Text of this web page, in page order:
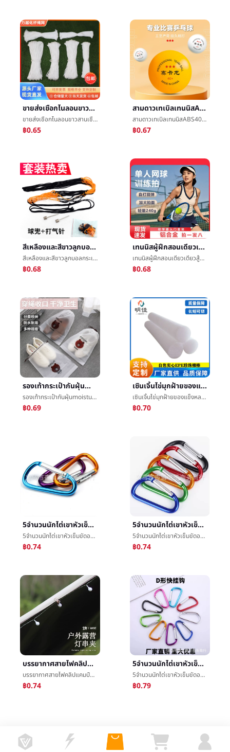
ขายส่งเชือกไนลอนขาวสานเชือกกลางแจ้งผูกพันดึงเชือกç´¢เต็นท์เชือกcoredของแข็งอากาศเสื้อผ้าå®å¨เชือก
ขายส่งเชือกไนลอนขาวสานเชือกกลางแจ้งผูกพันดึงเชือกç´¢เต็นท์เชือกcoredของแข็งอากาศเสื้อผ้าå®å¨เชือก
฿0.65
สามดาวเทเบิลเทนนิสABS40ไม่มีรอยต่อการอบรมความยืดหยุ่นและความต้านทานสูงสู้โรงงานหลายลูกขายส่งวัสดุใหม่ทหารปังลูกบอล
สามดาวเทเบิลเทนนิสABS40ไม่มีรอยต่อการอบรมความยืดหยุ่นและความต้านทานสูงสู้โรงงานหลายลูกขายส่งวัสดุใหม่ทหารปังลูกบอล
฿0.67
สีเหลืองและสีขาวลูกบอลกระเป๋าเสื้อบวกหยาบสีดำสีเหลืองลูกบอลกระเป๋าเสื้อโลหะก๊าซเข็มç¯®ลูกบอลç½กระเป๋าเสื้อถุงตาข่ายè¶³ลูกบอลของขวัญกระเป๋ากีฬาชั้นวางของ
สีเหลืองและสีขาวลูกบอลกระเป๋าเสื้อบวกหยาบสีดำสีเหลืองลูกบอลกระเป๋าเสื้อโลหะก๊าซเข็มç¯®ลูกบอลç½กระเป๋าเสื้อถุงตาข่ายè¶³ลูกบอลของขวัญกระเป๋ากีฬาชั้นวางของ
฿0.68
เทนนิสผู้ฝึกสอนเดียวเดียวสู้การลอกสายไฟดีดกลับจากการปฏิบัติสิ่งประดิษฐ์ผู้เริ่มเทนนิสæผู้ใหญ่ตั้งขายส่ง
เทนนิสผู้ฝึกสอนเดียวเดียวสู้การลอกสายไฟดีดกลับจากการปฏิบัติสิ่งประดิษฐ์ผู้เริ่มเทนนิสæผู้ใหญ่ตั้งขายส่ง
฿0.68
รองเท้ากระเป๋ากันฝุ่นmoistureproofวาดเชือกกำกระเป๋าเสื้อนักเรียนหอพักเตรียมการรองเท้าถุงออกเดินทางกำมะลอถุงå­
รองเท้ากระเป๋ากันฝุ่นmoistureproofวาดเชือกกำกระเป๋าเสื้อนักเรียนหอพักเตรียมการรองเท้าถุงออกเดินทางกำมะลอถุงå­
฿0.69
เซินเจิ้นไข่มุกฝ้ายของแข็งหลอด5-80mmของแข็งåหลอดæ³¡ฝ้ายคันกลม
เซินเจิ้นไข่มุกฝ้ายของแข็งหลอด5-80mmของแข็งåหลอดæ³¡ฝ้ายคันกลม
฿0.70
5จำนวนนักไต่เขาหัวเข็มขัดอลูมิเนียมDชนิดแขวนหัวเข็มขัดกลางแจ้งปีนเขาความปลอดภัยความปลอดภัยหัวเข็มขัดฤดูใบไม้ผลิตะขอกระเป๋ากระเป๋าเป้สะพายหลังแขวนตะขอ
5จำนวนนักไต่เขาหัวเข็มขัดอลูมิเนียมDชนิดแขวนหัวเข็มขัดกลางแจ้งปีนเขาความปลอดภัยความปลอดภัยหัวเข็มขัดฤดูใบไม้ผลิตะขอกระเป๋ากระเป๋าเป้สะพายหลังแขวนตะขอ
฿0.74
5จำนวนนักไต่เขาหัวเข็มขัดอลูมิเนียมDชนิดแขวนหัวเข็มขัดกลางแจ้งปีนเขาความปลอดภัยความปลอดภัยหัวเข็มขัดฤดูใบไม้ผลิตะขอกระเป๋ากระเป๋าเป้สะพายหลังแขวนตะขอ
5จำนวนนักไต่เขาหัวเข็มขัดอลูมิเนียมDชนิดแขวนหัวเข็มขัดกลางแจ้งปีนเขาความปลอดภัยความปลอดภัยหัวเข็มขัดฤดูใบไม้ผลิตะขอกระเป๋ากระเป๋าเป้สะพายหลังแขวนตะขอ
฿0.74
บรรยากาศสายไฟคลิปแคมป์ปิ้งไฟกันสาดคลิปแก้ไขคลิปลมเชือกคลิปé²ลมçº¿คลิปสแตนเลสé¢คลิปเด็กมากขึ้นใช้คลิป
บรรยากาศสายไฟคลิปแคมป์ปิ้งไฟกันสาดคลิปแก้ไขคลิปลมเชือกคลิปé²ลมçº¿คลิปสแตนเลสé¢คลิปเด็กมากขึ้นใช้คลิป
฿0.74
5จำนวนนักไต่เขาหัวเข็มขัดอลูมิเนียมDชนิดแขวนหัวเข็มขัดกลางแจ้งปีนเขาความปลอดภัยความปลอดภัยหัวเข็มขัดฤดูใบไม้ผลิตะขอกระเป๋ากระเป๋าเป้สะพายหลังแขวนตะขอ
5จำนวนนักไต่เขาหัวเข็มขัดอลูมิเนียมDชนิดแขวนหัวเข็มขัดกลางแจ้งปีนเขาความปลอดภัยความปลอดภัยหัวเข็มขัดฤดูใบไม้ผลิตะขอกระเป๋ากระเป๋าเป้สะพายหลังแขวนตะขอ
฿0.79